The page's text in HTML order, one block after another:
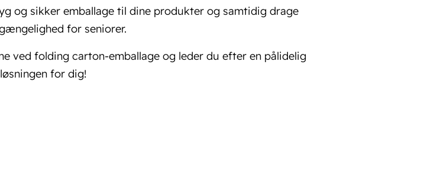
og sikker emballage til dine produkter og samtidig drage
for seniorer.
ved folding carton-emballage og leder du efter en pålidelig
for dig!